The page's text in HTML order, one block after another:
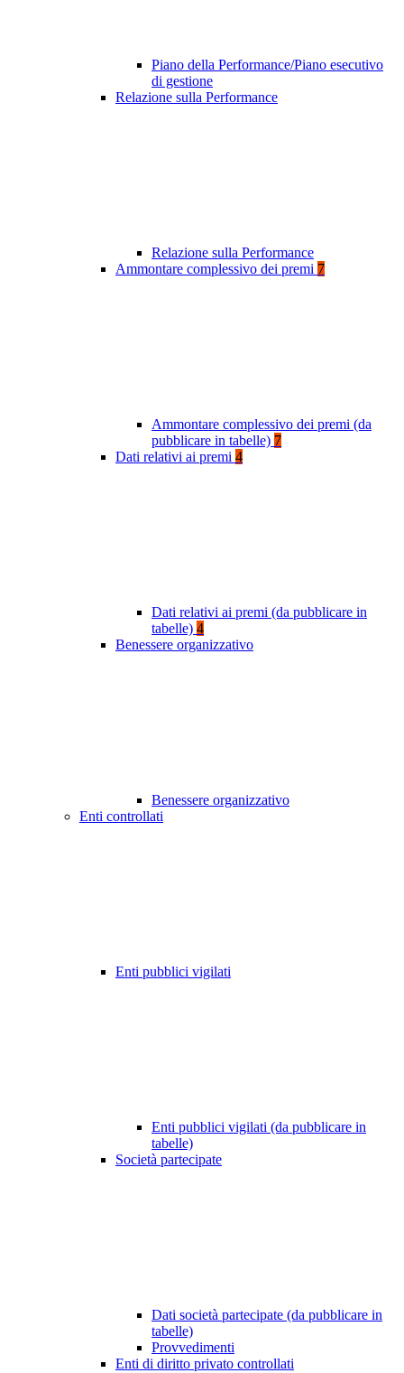
Piano della Performance/Piano esecutivo
di gestione
Relazione sulla Performance
Relazione sulla Performance
Ammontare complessivo dei premi 7
Ammontare complessivo dei premi (da
pubblicare in tabelle) 7
Dati relativi ai premi 4
Dati relativi ai premi (da pubblicare in
tabelle) 4
Benessere organizzativo
Benessere organizzativo
Enti controllati
Enti pubblici vigilati
Enti pubblici vigilati (da pubblicare in
tabelle)
Società partecipate
Dati società partecipate (da pubblicare in
tabelle)
Provvedimenti
Enti di diritto privato controllati